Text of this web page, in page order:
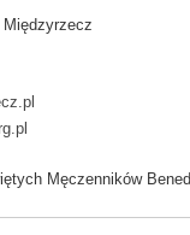
Męczenników